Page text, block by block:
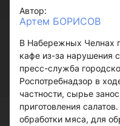
Автор:
Артем БОРИСОВ
В Набережных Челнах
кафе из-за нарушения
пресс-служба
Роспотребнадзор в
частности, сырье
приготовления
обработки мяса, для